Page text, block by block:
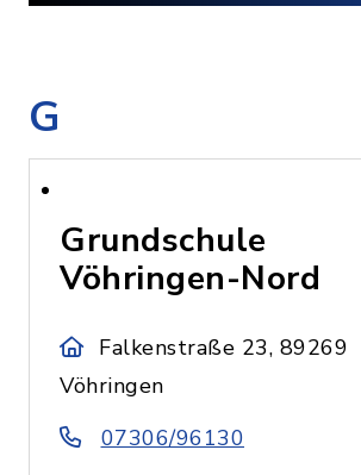
G
Grundschule
Vöhringen-Nord
Falkenstraße 23, 89269
Vöhringen
07306/96130